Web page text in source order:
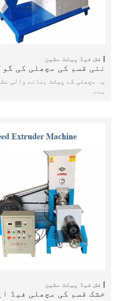
فش فیڈ پیلٹ مشین
نئی قسم کی مچھلی کی
یہ مچھلی کے پیلٹ بنانے والی
ہے…
فش فیڈ پیلٹ مشین
خشک قسم کی مچھلی فیڈ